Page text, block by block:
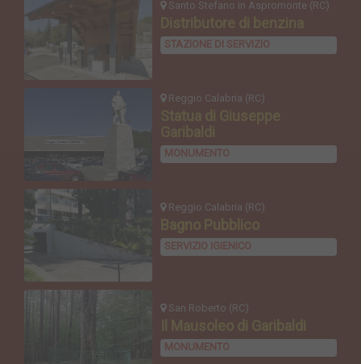
Santo Stefano in Aspromonte (RC)
Distributore di benzina
STAZIONE DI SERVIZIO
Reggio Calabria (RC)
Statua di Giuseppe
Garibaldi
MONUMENTO
Reggio Calabria (RC)
Bagno Pubblico
SERVIZIO IGIENICO
San Roberto (RC)
Il Mausoleo di Garibaldi
MONUMENTO